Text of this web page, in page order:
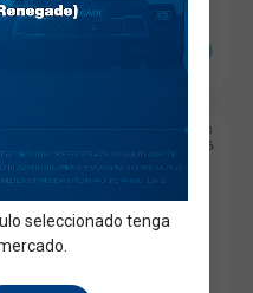
Fecha de Incorporación
06/03/2026
seleccionado tenga